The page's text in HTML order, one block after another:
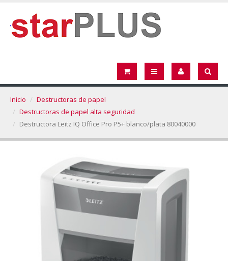
Inicio
Destructoras de papel
Destructoras de papel alta seguridad
Destructora Leitz IQ Office Pro P5+ blanco/plata 80040000